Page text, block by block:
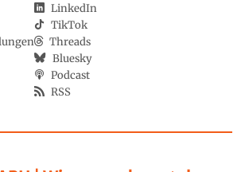
LinkedIn
TikTok
Threads
Bluesky
Podcast
RSS